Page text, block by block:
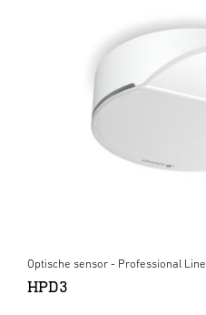
Optische sensor - Professional Line
HPD3